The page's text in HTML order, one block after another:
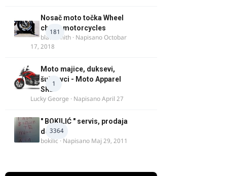
181
Nosač moto točka Wheel
chock motorcycles
blacksmith · NapisanoOctobar
17, 2018
1
Moto majice, duksevi,
šuškavci - Moto Apparel
SRB
Lucky George · NapisanoApril 27
3364
" BOKILIĆ " servis, prodaja
delova
bokilic · Napisano Maj 29, 2011